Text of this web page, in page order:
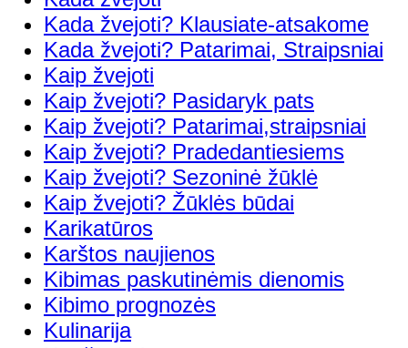
Kada žvejoti? Klausiate-atsakome
Kada žvejoti? Patarimai, Straipsniai
Kaip žvejoti
Kaip žvejoti? Pasidaryk pats
Kaip žvejoti? Patarimai,straipsniai
Kaip žvejoti? Pradedantiesiems
Kaip žvejoti? Sezoninė žūklė
Kaip žvejoti? Žūklės būdai
Karikatūros
Karštos naujienos
Kibimas paskutinėmis dienomis
Kibimo prognozės
Kulinarija